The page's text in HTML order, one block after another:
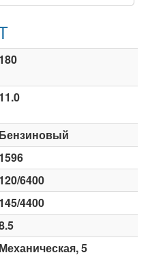
180
11.0
Бензиновый
1596
120/6400
145/4400
Механическая, 5